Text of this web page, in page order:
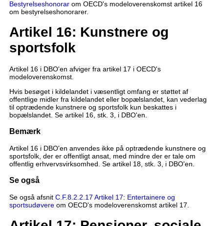
Bestyrelseshonorarom OECD's modeloverenskomst artikel 16
om bestyrelseshonorarer.
Artikel 16: Kunstnere og
sportsfolk
Artikel 16 i DBO'en afviger fra artikel 17 i OECD's
modeloverenskomst.
Hvis besøget i kildelandet i væsentligt omfang er støttet af
offentlige midler fra kildelandet eller bopælslandet, kan vederlag
til optrædende kunstnere og sportsfolk kun beskattes i
bopælslandet. Se artikel 16, stk. 3, i DBO'en.
Bemærk
Artikel 16 i DBO'en anvendes ikke på optrædende kunstnere og
sportsfolk, der er offentligt ansat, med mindre der er tale om
offentlig erhvervsvirksomhed. Se artikel 18, stk. 3, i DBO'en.
Se også
Se også afsnit C.F.8.2.2.17 Artikel 17: Entertainere og
sportsudøvereom OECD's modeloverenskomst artikel 17.